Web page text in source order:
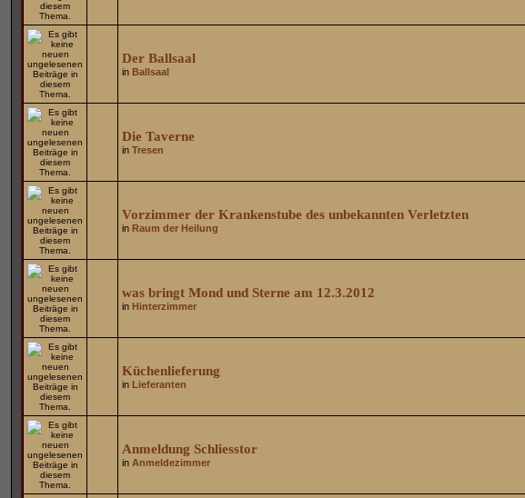
Der Ballsaal
inBallsaal
Die Taverne
inTresen
Vorzimmer der Krankenstube des unbekannten Verletzten
inRaum der Heilung
was bringt Mond und Sterne am 12.3.2012
inHinterzimmer
Küchenlieferung
inLieferanten
Anmeldung Schliesstor
in Anmeldezimmer